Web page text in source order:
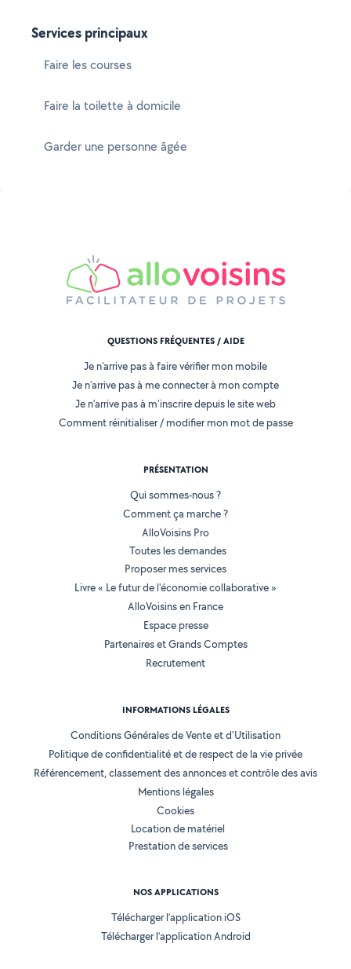
Services principaux
Faire les courses
Faire la toilette à domicile
Garder une personne âgée
QUESTIONS FRÉQUENTES / AIDE
Je n'arrive pas à faire vérifier mon mobile
Je n'arrive pas à me connecter à mon compte
Je n'arrive pas à m'inscrire depuis le site web
Comment réinitialiser / modifier mon mot de passe
PRÉSENTATION
Qui sommes-nous ?
Comment ça marche ?
AlloVoisins Pro
Toutes les demandes
Proposer mes services
Livre « Le futur de l'économie collaborative »
AlloVoisins en France
Espace presse
Partenaires et Grands Comptes
Recrutement
INFORMATIONS LÉGALES
Conditions Générales de Vente et d'Utilisation
Politique de confidentialité et de respect de la vie privée
Référencement, classement des annonces et contrôle des avis
Mentions légales
Cookies
Location de matériel
Prestation de services
NOS APPLICATIONS
Télécharger l’application iOS
Télécharger l’application Android